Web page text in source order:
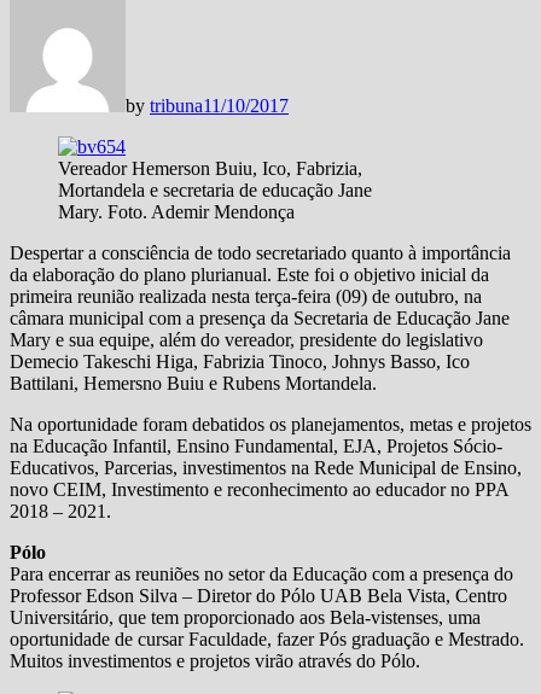
by tribuna11/10/2017
Vereador Hemerson Buiu, Ico, Fabrizia,
Mortandela e secretaria de educação Jane
Mary. Foto. Ademir Mendonça
Despertar a consciência de todo secretariado quanto à importância
da elaboração do plano plurianual. Este foi o objetivo inicial da
primeira reunião realizada nesta terça-feira (09) de outubro, na
câmara municipal com a presença da Secretaria de Educação Jane
Mary e sua equipe, além do vereador, presidente do legislativo
Demecio Takeschi Higa, Fabrizia Tinoco, Johnys Basso, Ico
Battilani, Hemersno Buiu e Rubens Mortandela.
Na oportunidade foram debatidos os planejamentos, metas e projetos
na Educação Infantil, Ensino Fundamental, EJA, Projetos Sócio-
Educativos, Parcerias, investimentos na Rede Municipal de Ensino,
novo CEIM, Investimento e reconhecimento ao educador no PPA
2018 – 2021.
Pólo
Para encerrar as reuniões no setor da Educação com a presença do
Professor Edson Silva – Diretor do Pólo UAB Bela Vista, Centro
Universitário, que tem proporcionado aos Bela-vistenses, uma
oportunidade de cursar Faculdade, fazer Pós graduação e Mestrado.
Muitos investimentos e projetos virão através do Pólo.